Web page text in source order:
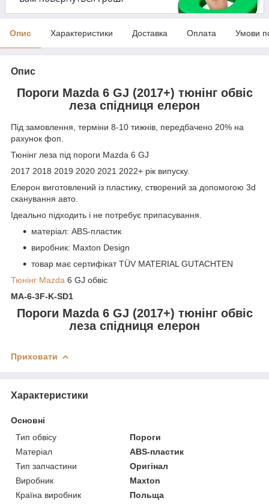
Опис Характеристики Доставка Оплата Умови
Опис
Пороги Mazda 6 GJ (2017+) тюнінг обвіс
леза спідниця елерон
Під замовлення, терміни 8-10 тижнів, передбачено 20% на
рахунок фоп.
Тюнінг леза під пороги Mazda 6 GJ
2017 2018 2019 2020 2021 2022+ рік випуску.
Елерон виготовлений із пластику, створений за допомогою 3d
сканування авто.
Ідеально підходить і не потребує припасування.
матеріал: ABS-пластик
виробник: Maxton Design
товар має сертифікат TÜV MATERIAL GUTACHTEN
Тюнінг Mazda 6 GJ обвіс
MA-6-3F-K-SD1
Пороги Mazda 6 GJ (2017+) тюнінг обвіс
леза спідниця елерон
Приховати
Характеристики
Основні
Тип обвісу
Пороги
Матеріал
ABS-пластик
Тип запчастини
Оригінал
Виробник
Maxton
Країна виробник
Польща